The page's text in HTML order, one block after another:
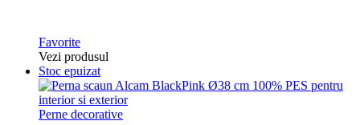
Favorite
Vezi produsul
Stoc epuizat
Perne decorative